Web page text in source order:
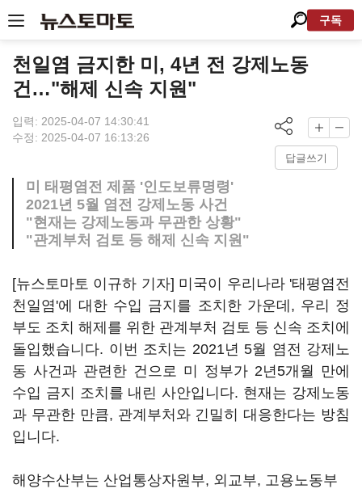
구독
천일염 금지한 미, 4년 전 강제노동
건…"해제 신속 지원"
입력: 2025-04-07 14:30:41
수정: 2025-04-07 16:13:26
답글쓰기
미 태평염전 제품 '인도보류명령'
2021년 5월 염전 강제노동 사건
"현재는 강제노동과 무관한 상황"
"관계부처 검토 등 해제 신속 지원"
[뉴스토마토 이규하 기자] 미국이 우리나라 '태평염전
천일염'에 대한 수입 금지를 조치한 가운데, 우리 정
부도 조치 해제를 위한 관계부처 검토 등 신속 조치에
돌입했습니다. 이번 조치는 2021년 5월 염전 강제노
동 사건과 관련한 건으로 미 정부가 2년5개월 만에
수입 금지 조치를 내린 사안입니다. 현재는 강제노동
과 무관한 만큼, 관계부처와 긴밀히 대응한다는 방침
입니다.
해양수산부는 산업통상자원부, 외교부, 고용노동부